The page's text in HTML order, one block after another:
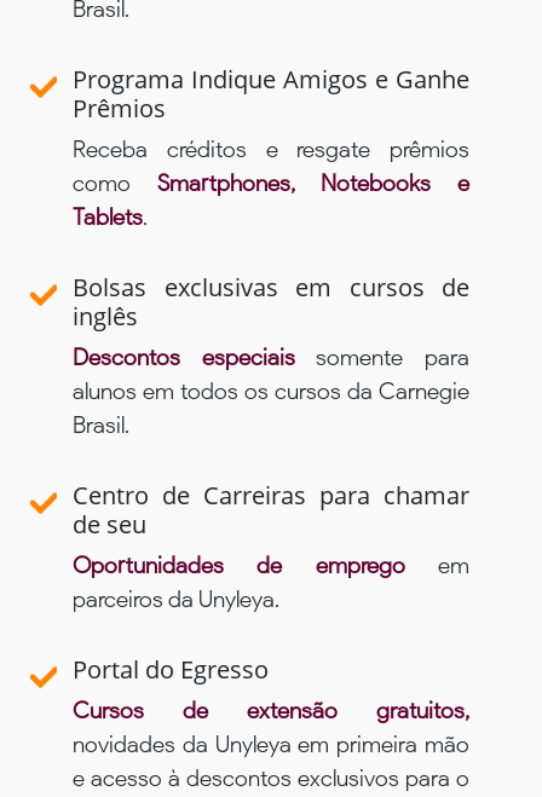
Brasil.
Programa Indique Amigos e Ganhe
Prêmios
Receba créditos e resgate prêmios
como Smartphones, Notebooks e
Tablets.
Bolsas exclusivas em cursos de
inglês
Descontos especiaissomente para
alunos em todos os cursos da Carnegie
Brasil.
Centro de Carreiras para chamar
de seu
Oportunidades de empregoem
parceiros da Unyleya.
Portal do Egresso
Cursos de extensão gratuitos,
novidades da Unyleya em primeira mão
e acesso à descontos exclusivos para o